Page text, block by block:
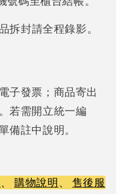
拆封請全程錄影。
子發票；商品寄出
若需開立統一編
備註中說明。
、 購物說明、 售後服